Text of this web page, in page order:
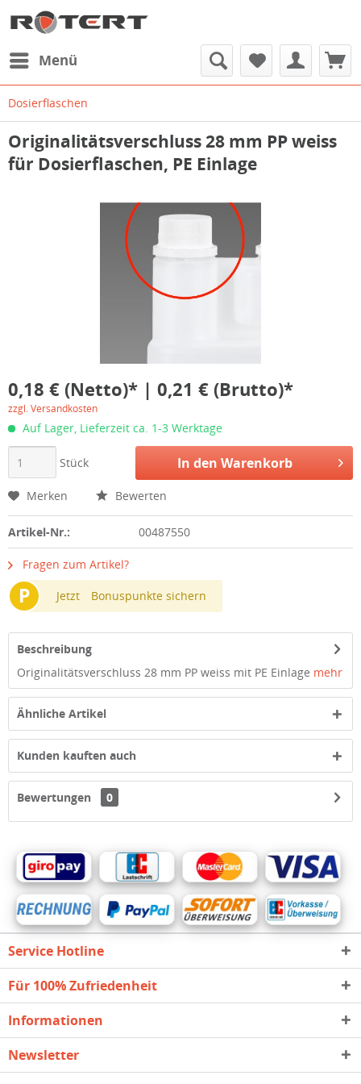
Menü
Dosierflaschen
Originalitätsverschluss 28 mm PP weiss
für Dosierflaschen, PE Einlage
0,18 € (Netto)* | 0,21 € (Brutto)*
zzgl. Versandkosten
Auf Lager, Lieferzeit ca. 1-3 Werktage
Stück In den Warenkorb
Merken Bewerten
Artikel-Nr.: 00487550
Fragen zum Artikel?
P Jetzt Bonuspunkte sichern
Beschreibung
Originalitätsverschluss 28 mm PP weiss mit PE Einlage mehr
Ähnliche Artikel
Kunden kauften auch
Bewertungen 0
Service Hotline
Für 100% Zufriedenheit
Informationen
Newsletter